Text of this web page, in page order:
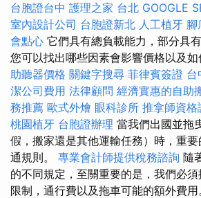
台胞證台中 護理之家 台北 GOOGLE
室內設計公司 台胞證新北 人工植牙 腳
會點心 它們具有總負載能力，部分具
您可以找出哪些因素會影響價格以及如
助聽器價格 關鍵字搜尋 菲律賓簽證 台
潔公司費用 法律顧問 經濟實惠的自助
務推薦 歐式外燴 眼科診所 推拿師資格
桃園植牙 台胞證辦理 當我們出國並拖
假，搬家還是其他運輸任務）時，重
通規則。 專業會計師提供稅務諮詢 隨
的不同規定，至關重要的是，我們必
限制，通行費以及拖車可能的額外費用